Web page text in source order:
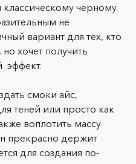
черному.
не
вариант для тех, кто
хочет получить
эффект.
смоки айс,
теней или просто как
воплотить массу
прекрасно держит
для создания по-